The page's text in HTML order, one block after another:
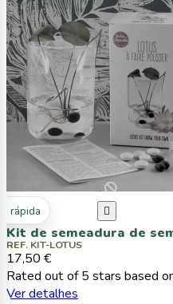
rápida 
Kit de semeadura de
REF. KIT-LOTUS
17,50 €
Rated out of 5 stars based
Ver detalhes